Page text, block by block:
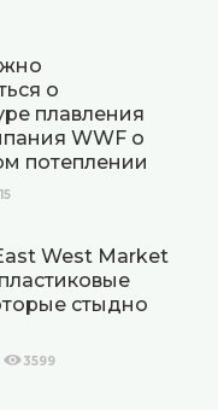
о
плавления
WWF о
потеплении
West Market
стыдно
3599